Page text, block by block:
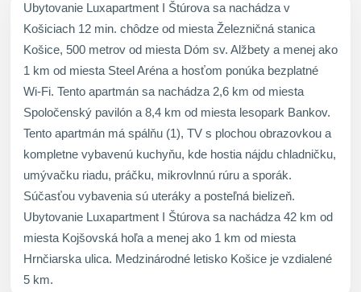
Ubytovanie Luxapartment I Štúrova sa nachádza v
Košiciach 12 min. chôdze od miesta Železničná stanica
Košice, 500 metrov od miesta Dóm sv. Alžbety a menej ako
1 km od miesta Steel Aréna a hosťom ponúka bezplatné
Wi-Fi. Tento apartmán sa nachádza 2,6 km od miesta
Spoločenský pavilón a 8,4 km od miesta lesopark Bankov.
Tento apartmán má spálňu (1), TV s plochou obrazovkou a
kompletne vybavenú kuchyňu, kde hostia nájdu chladničku,
umývačku riadu, práčku, mikrovlnnú rúru a sporák.
Súčasťou vybavenia sú uteráky a posteľná bielizeň.
Ubytovanie Luxapartment I Štúrova sa nachádza 42 km od
miesta Kojšovská hoľa a menej ako 1 km od miesta
Hrnčiarska ulica. Medzinárodné letisko Košice je vzdialené
5 km.